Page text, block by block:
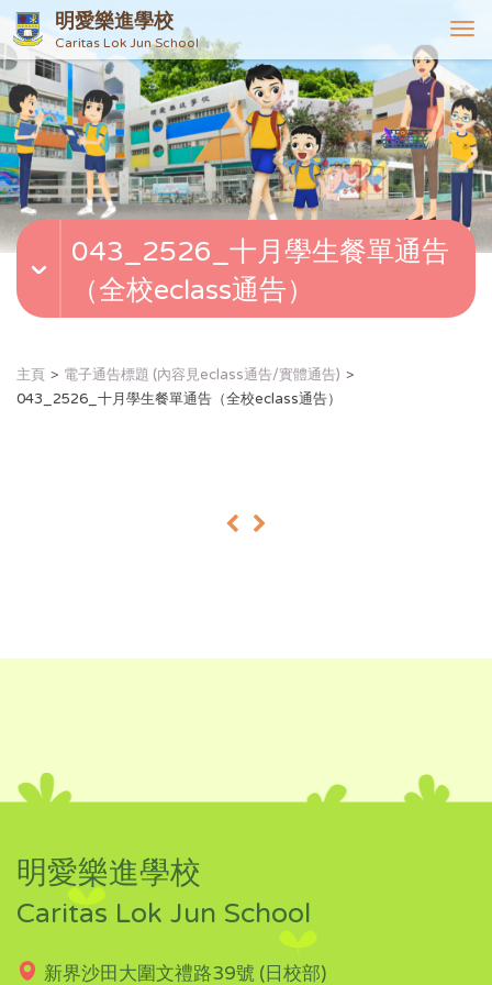
明愛樂進學校
Caritas Lok Jun School
T
o
g
g
l
e
n
v
043_2526_十月學生餐單通告
（全校eclass通告）
主頁
電子通告標題 (內容見eclass通告/實體通告)
043_2526_十月學生餐單通告（全校eclass通告）
« »
明愛樂進學校
Caritas Lok Jun School
新界沙田大圍文禮路39號 (日校部)